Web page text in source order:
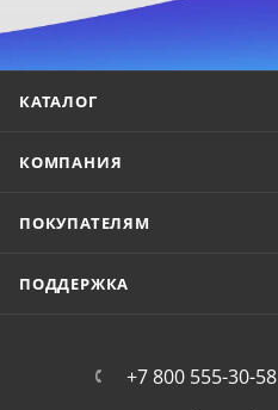
КАТАЛОГ
КОМПАНИЯ
ПОКУПАТЕЛЯМ
ПОДДЕРЖКА
+7 800 555-30-58